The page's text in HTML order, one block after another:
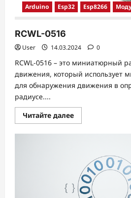
Arduino Esp32 Esp8266
RCWL-0516
User 14.03.2024 0
RCWL-0516 – это миниатюрный
движения, который использует
для обнаружения движения в
радиусе....
Читайте далееПрочитать
больше